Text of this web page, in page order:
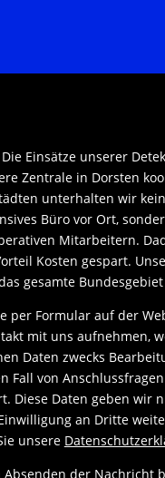
Einsätze unserer
Zentrale in Dorsten
unterhalten wir kein
Büro vor Ort,
Mitarbeitern.
Kosten gespart.
gesamte
per Formular auf der
mit uns aufnehmen,
Daten zwecks
Fall von
Diese Daten geben wir
an Dritte
unsere
der Nachricht